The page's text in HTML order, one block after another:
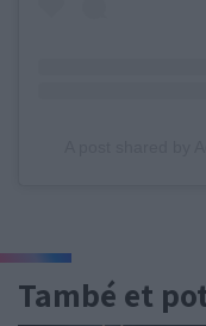
També et